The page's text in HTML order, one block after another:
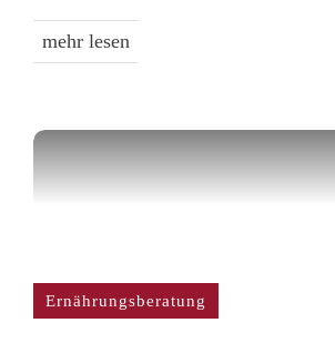
mehr lesen
Ernährungsberatung